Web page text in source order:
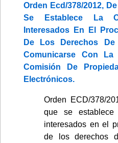
Orden Ecd/378/2012,
Se Establece La
Interesados En El
De Los Derechos De
Comunicarse Con
Comisión De
Electrónicos.
Orden ECD/378/
que se
interesados en el
de los derechos